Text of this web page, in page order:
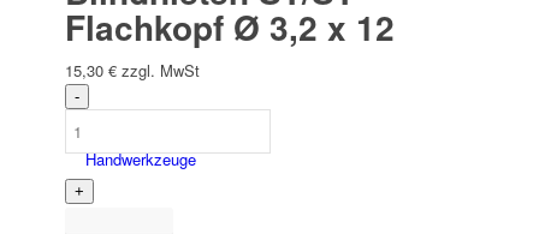
Hand­werk­zeuge
Flachkopf Ø 3,2 x 12
15,30 € zzgl. MwSt